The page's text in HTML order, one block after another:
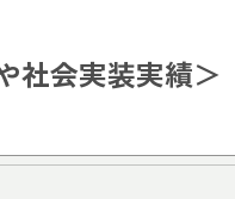
社会実装実績＞